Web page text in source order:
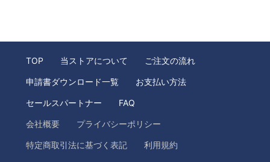
TOP 当ストアについて ご注文の流れ
申請書ダウンロード一覧 お支払い方法
セールスパートナー FAQ
会社概要 プライバシーポリシー
特定商取引法に基づく表記 利用規約